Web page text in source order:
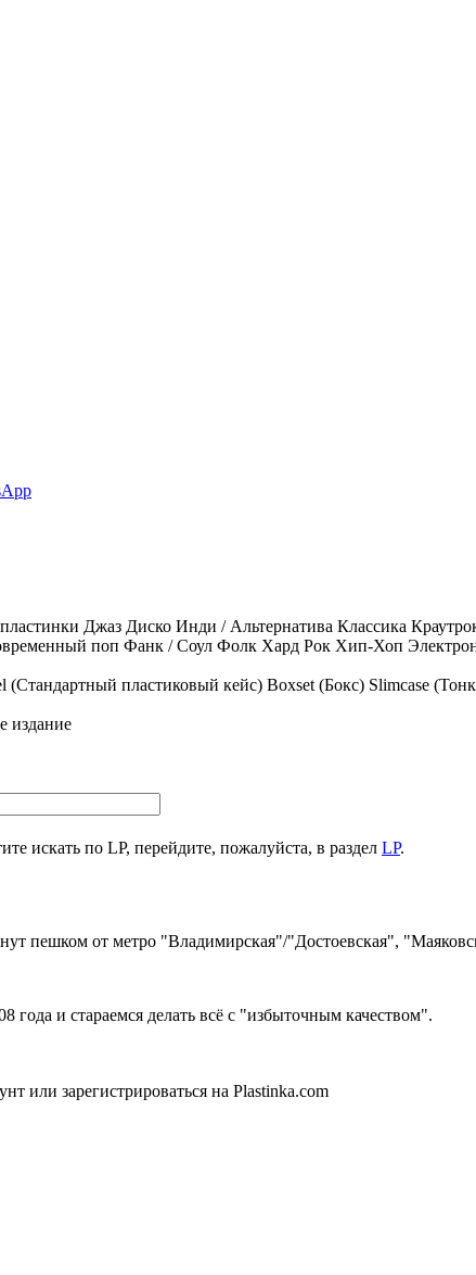
Джаз Диско Инди / Альтернатива Классика
поп Фанк / Соул Фолк Хард Рок Хип-Хоп
(Стандартный пластиковый кейс) Boxset (Бокс) Slimcase
издание
искать по LP, перейдите, пожалуйста, в раздел LP.
пешком от метро "Владимирская"/"Достоевская",
года и стараемся делать всё с "избыточным качеством".
или зарегистрироваться на Plastinka.com